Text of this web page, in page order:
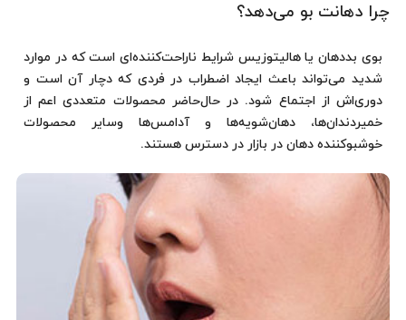
چرا دهانت بو می‌دهد؟
بوی بد‌دهان یا هالیتوزیس شرایط ناراحت‌کننده‌ای است که در موارد
شدید می‌تواند باعث ایجاد اضطراب در فردی که دچار آن است و
دوری‌اش از اجتماع شود. در حال‌حاضر محصولات متعددی اعم از
خمیردندان‌ها، دهان‌شویه‌ها و آدامس‌ها وسایر محصولات
خوشبوکننده دهان در بازار در دسترس هستند.